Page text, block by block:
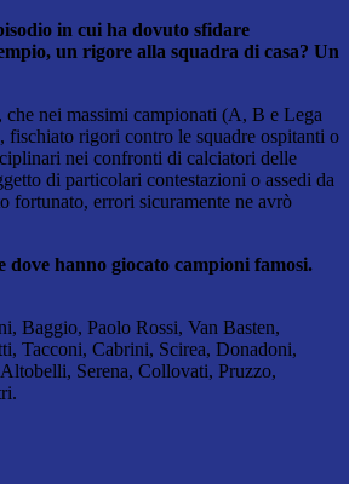
in cui ha dovuto sfidare
un rigore alla squadra di casa? Un
nei massimi campionati (A, B e Lega
fischiato rigori contro le squadre ospitanti o
nei confronti di calciatori delle
di particolari contestazioni o assedi da
fortunato, errori sicuramente ne avrò
hanno giocato campioni famosi.
Baggio, Paolo Rossi, Van Basten,
Tacconi, Cabrini, Scirea, Donadoni,
Serena, Collovati, Pruzzo,